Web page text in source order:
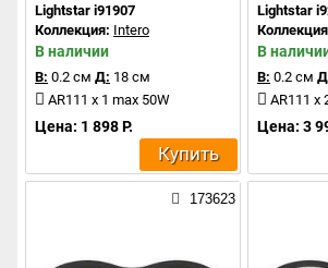
Lightstar i91907
Коллекция: Intero
В наличии
В: 0.2 см Д: 18 см
AR111 x 1 max 50W
Цена: 1 898 Р.
Купить
Lightstar
В
В: 0.2 см
AR111 x
Цена: 3
173623